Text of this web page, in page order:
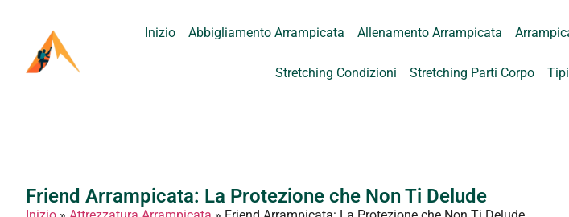
Inizio Abbigliamento Arrampicata Allenamento Arrampicata
Stretching Condizioni Stretching Parti Corpo
Friend Arrampicata: La Protezione che Non Ti Delude